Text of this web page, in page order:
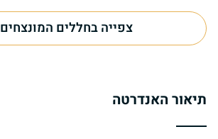
צפייה בחללים המונצחים
תיאור האנדרטה